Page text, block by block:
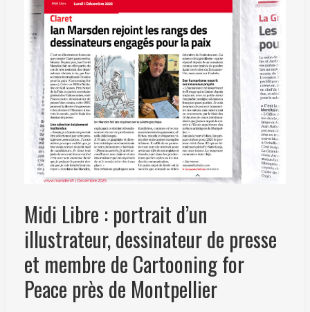
Midi Libre : portrait d’un
illustrateur, dessinateur de presse
et membre de Cartooning for
Peace près de Montpellier